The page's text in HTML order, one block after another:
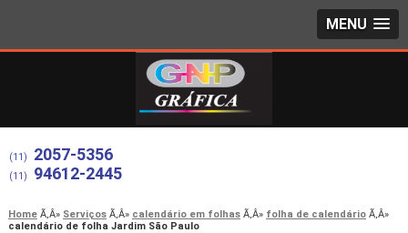
MENU
(11) 2057-5356
(11) 94612-2445
Home Serviços calendário em folhas
folha de calendário
calendário de folha Jardim São Paulo